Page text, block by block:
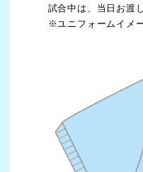
試合中は、当日お渡
※ユニフォームイメ